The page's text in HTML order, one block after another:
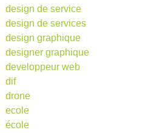
design de service
design de services
design graphique
designer graphique
developpeur web
dif
drone
ecole
école